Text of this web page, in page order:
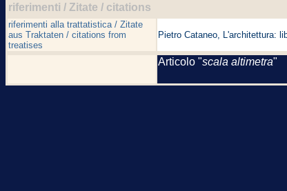
riferimenti / Zitate / citations
riferimenti alla trattatistica / Zitate
aus Traktaten / citations from
treatises
Pietro Cataneo, L'architettura:
Articolo "scala altimetra"